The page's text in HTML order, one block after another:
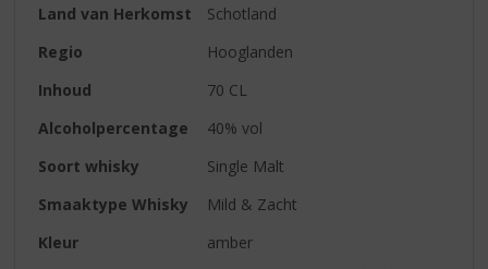
Land van Herkomst
Schotland
Regio
Hooglanden
Inhoud
70 CL
Alcoholpercentage
40% vol
Soort whisky
Single Malt
Smaaktype Whisky
Mild & Zacht
Kleur
amber